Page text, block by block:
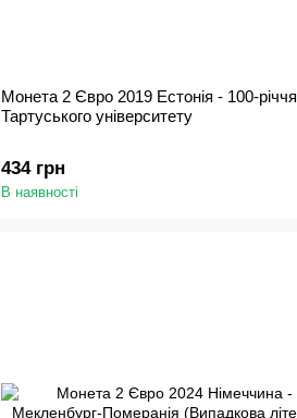
Монета 2 Євро 2019 Естонія - 100-річчя
Тартуського університету
434 грн
В наявності